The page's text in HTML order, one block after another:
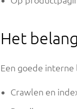
Het
Een goede
Crawlen en